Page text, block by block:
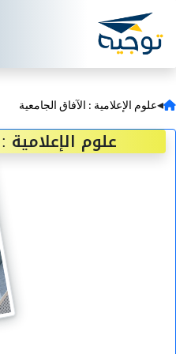
◂علوم الإعلامية : الآفاق الجامعية
علوم الإعلامية